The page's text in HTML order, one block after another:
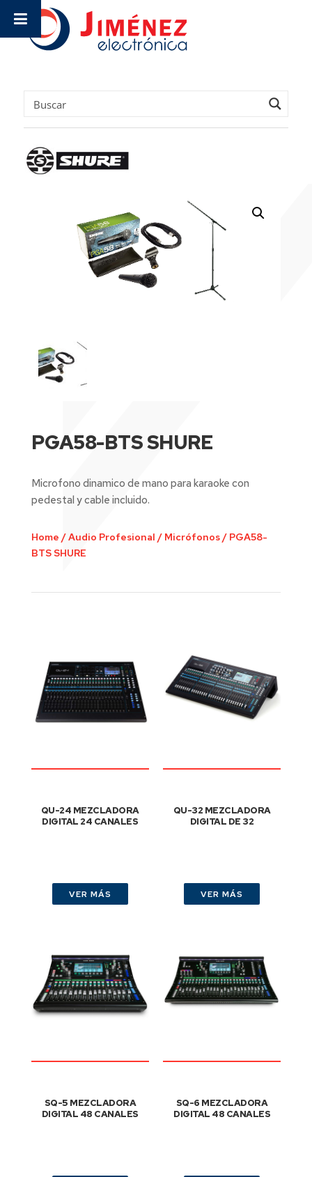
PGA58-BTS SHURE
Microfono dinamico de mano para karaoke con
pedestal y cable incluido.
Home /Audio Profesional / Micrófonos/ PGA58-
BTS SHURE
QU-24 MEZCLADORA
DIGITAL 24 CANALES
VER MÁS
QU-32 MEZCLADORA
DIGITAL DE 32
VER MÁS
SQ-5 MEZCLADORA
DIGITAL 48 CANALES
SQ-6 MEZCLADORA
DIGITAL 48 CANALES